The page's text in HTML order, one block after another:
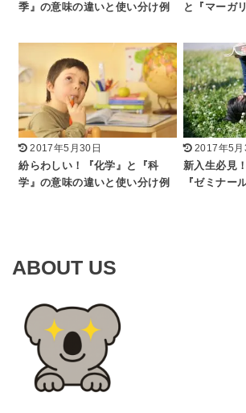
季』の意味の違いと使い分け例
と『マーガ
2017年5月30日
紛らわしい！『化学』と『科
学』の意味の違いと使い分け例
2017年5月
新入生必見
『ゼミナー
ABOUT US